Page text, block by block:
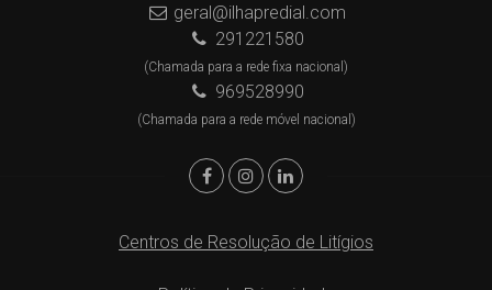
geral@ilhapredial.com
291221580
(Chamada para a rede fixa nacional)
969528990
(Chamada para a rede móvel nacional)
Centros de Resolução de Litígios